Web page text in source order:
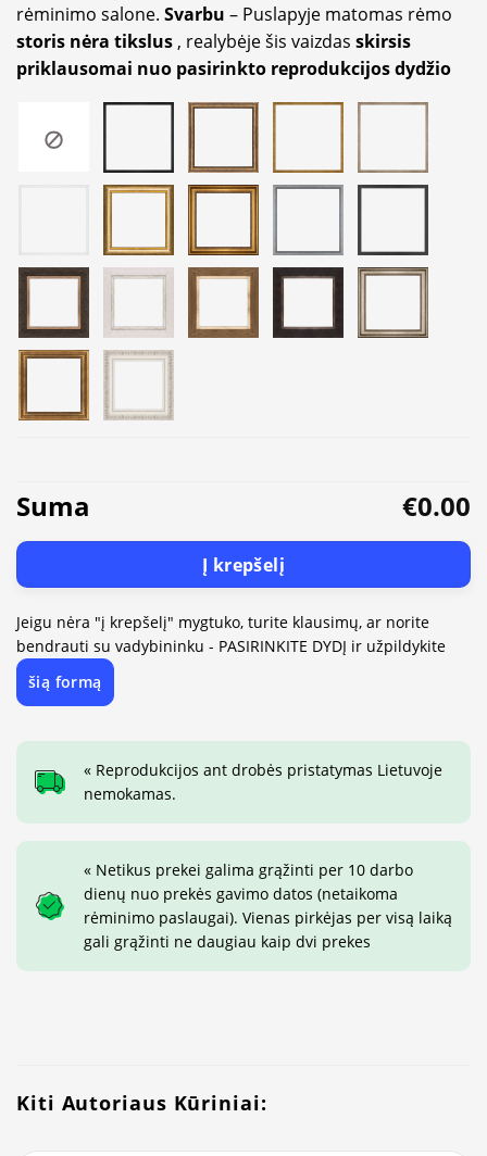
rėminimo salone. Svarbu – Puslapyje matomas rėmo
storis nėra tikslus , realybėje šis vaizdas skirsis
priklausomai nuo pasirinkto reprodukcijos dydžio
Suma €0.00
Į krepšelį
Jeigu nėra "į krepšelį" mygtuko, turite klausimų, ar norite
bendrauti su vadybininku - PASIRINKITE DYDĮ ir užpildykite
šią formą
« Reprodukcijos ant drobės pristatymas Lietuvoje
nemokamas.
« Netikus prekei galima grąžinti per 10 darbo
dienų nuo prekės gavimo datos (netaikoma
rėminimo paslaugai). Vienas pirkėjas per visą laiką
gali grąžinti ne daugiau kaip dvi prekes
Kiti Autoriaus Kūriniai: